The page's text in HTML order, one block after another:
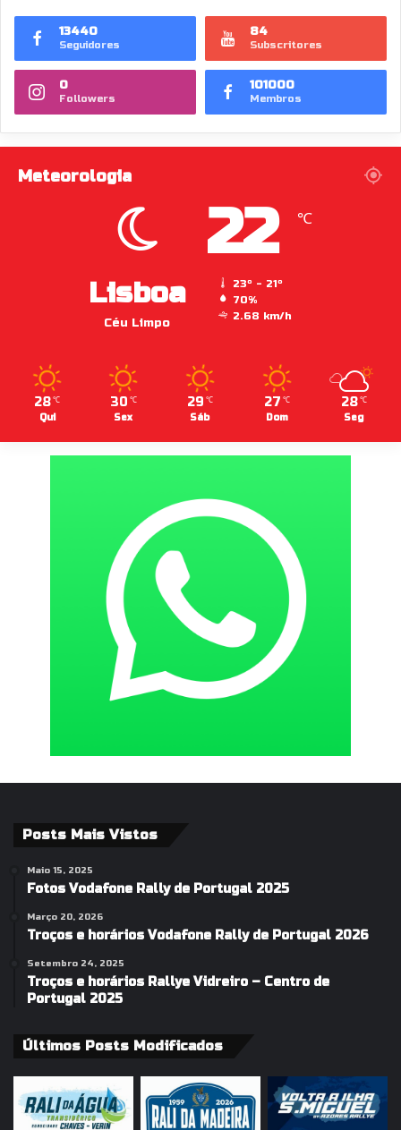
13440
Seguidores
84
Subscritores
0
Followers
101000
Membros
Meteorologia
Lisboa
Céu Limpo
22 ℃
23º - 21º
70%
2.68 km/h
28 ℃
Qui
30 ℃
Sex
29 ℃
Sáb
27 ℃
Dom
28 ℃
Seg
Posts Mais Vistos
Maio 15, 2025
Fotos Vodafone Rally de Portugal 2025
Março 20, 2026
Troços e horários Vodafone Rally de Portugal 2026
Setembro 24, 2025
Troços e horários Rallye Vidreiro – Centro de
Portugal 2025
Últimos Posts Modificados